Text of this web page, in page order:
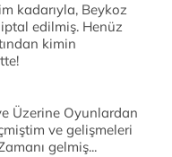
kadarıyla, Beykoz
edilmiş. Henüz
kimin
Üzerine Oyunlardan
ve gelişmeleri
gelmiş...